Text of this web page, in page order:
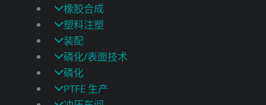
橡胶合成
塑料注塑
装配
磷化/表面技术
磷化
PTFE 生产